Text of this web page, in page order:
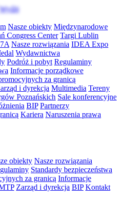
Wyślij
Nasze obiekty Międzynarodowe
Congress Center Targi Lublin
Nasze rozwiązania IDEA Expo
Wydawnictwa
Podróż i pobyt Regulaminy
Informacje porządkowe
za granicą
i dyrekcja Multimedia Tereny
Poznańskich Sale konferencyjne
BIP Partnerzy
Kariera Naruszenia prawa
obiekty Nasze rozwiązania
Standardy bezpieczeństwa
za granicą Informacje
Zarząd i dyrekcja BIP Kontakt